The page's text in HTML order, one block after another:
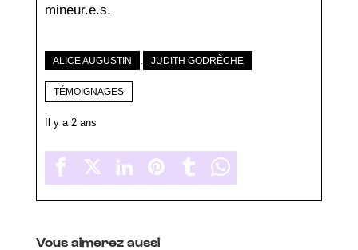
mineur.e.s.
ALICE AUGUSTIN JUDITH GODRÈCHE
TÉMOIGNAGES
Il y a 2 ans
Vous aimerez aussi